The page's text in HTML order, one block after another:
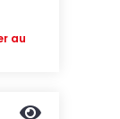
au